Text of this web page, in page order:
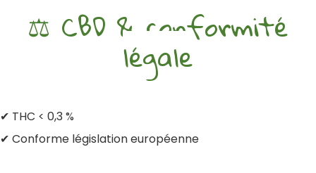
⚖️ CBD & conformité
légale
✔ THC < 0,3 %
✔ Conforme législation européenne